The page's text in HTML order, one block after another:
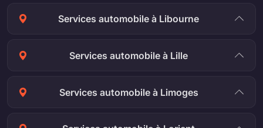
Services automobile à Libourne
Services automobile à Lille
Services automobile à Limoges